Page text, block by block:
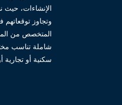
الإنشاءات، حيث
وتجاوز
المتخصص من
شاملة تناسب
سكنية أو تجارية